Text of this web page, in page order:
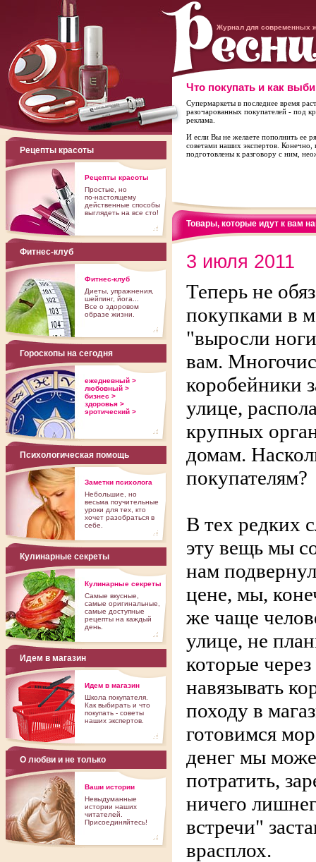
Журнал для современных
Что покупать и как
Супермаркеты в последнее время
разочарованных покупателей - под
реклама.
И если Вы не желаете пополнить ее
советами наших экспертов. Конечно,
подготовлены к разговору с ним,
Товары, которые идут к вам
3 июля 2011
Теперь не
покупками в
"выросли
вам.
коробейники
улице,
крупных
домам.
покупателям?
В тех редких
эту вещь мы
нам
цене, мы,
же чаще
улице, не
которые
навязывать
походу в
готовимся
денег мы
потратить,
ничего
встречи"
врасплох.
Рецепты красоты
Рецепты красоты
Простые, но
по-настоящему
действенные способы
выглядеть на все сто!
Фитнес-клуб
Фитнес-клуб
Диеты, упражнения,
шейпинг, йога...
Все о здоровом
образе жизни.
Гороскопы на сегодня
ежедневный >
любовный >
бизнес >
здоровья >
эротический >
Психологическая помощь
Заметки психолога
Небольшие, но
весьма поучительные
уроки для тех, кто
хочет разобраться в
себе.
Кулинарные секреты
Кулинарные секреты
Самые вкусные,
самые оригинальные,
самые доступные
рецепты на каждый
день.
Идем в магазин
Идем в магазин
Школа покупателя.
Как выбирать и что
покупать - советы
наших экспертов.
О любви и не только
Ваши истории
Невыдуманные
истории наших
читателей.
Присоединяйтесь!